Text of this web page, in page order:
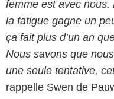
femme est avec nous.
la fatigue gagne un
ça fait plus d’un an
Nous savons que
une seule tentative,
rappelle Swen de